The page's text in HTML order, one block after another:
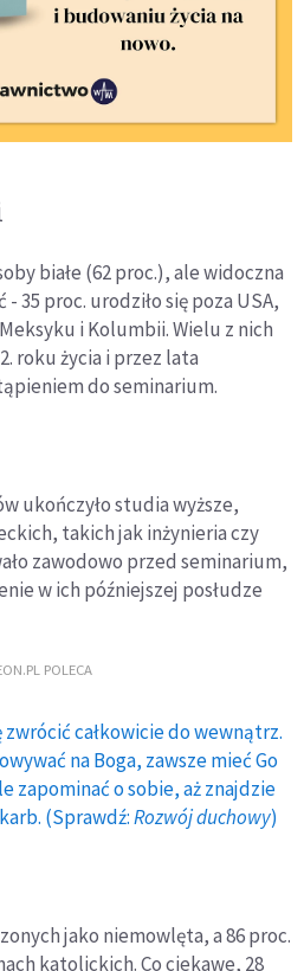
białe (62 proc.), ale widoczna
35 proc. urodziło się poza USA,
i Kolumbii. Wielu z nich
roku życia i przez lata
do seminarium.
ukończyło studia wyższe,
takich jak inżynieria czy
zawodowo przed seminarium,
w ich późniejszej posłudze
POLECA
zwrócić całkowicie do wewnątrz.
na Boga, zawsze mieć Go
zapominać o sobie, aż znajdzie
(Sprawdź:Rozwój duchowy)
jako niemowlęta, a 86 proc.
katolickich. Co ciekawe, 28